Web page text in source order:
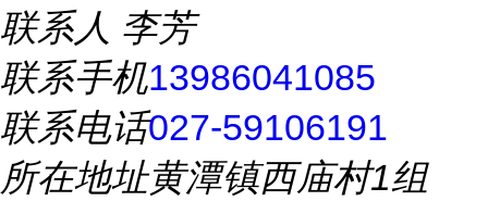
联系人 李芳
联系手机13986041085
联系电话027-59106191
所在地址黄潭镇西庙村1组